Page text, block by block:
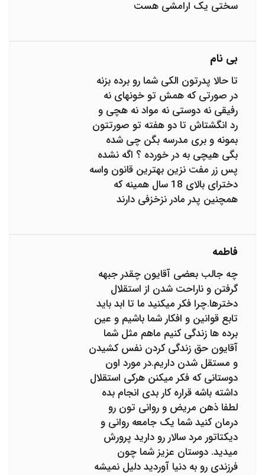
سختی یک ارامشی هست
بی نام
تا حالا پدرتون الکی شما رو برده بزنه
در صورتی که همش تو خونهای نه
رفیقی نه دوستی نه مواد نه هچی و
رد انگشتاش تا دو هفته تو صورتتون
بمونه و بری مدرسه بگن چی شده
بگی هیچی به در خورده ؟ اگه نشده
پس زر مفت نزین بهترین قانون واسه
دخترای بالای 18 سال همینه که
همچنین پدر مادر نزخزفی دارند
فاطمه
چه جالب بعضی آقایون چقدر جبهه
گرفتن و ناراحت شدن از استقلال
دخترها.چرا فکر میکنید ما تا ابد باید
تابع قوانین و افکار شما باشیم و عین
برده ها زندگی کنیم ماهم مثل شما
آقایون حق زندگی کردن نفس کشیدن
و مستقل شدن داریم.در مورد اون
دوستانی که فکر میکنن هرکی استقلال
داشته باشه قراره کار بدی انجام بده
لطفا ذهن مریض و روانی تون رو
درمان کنید شما یک جامعه روانی و
دیکتاتور مرد سالار رو دارید پرورش
میدید. دوستان عزیز شما چون
فرزندی رو به دنیا آوردید دلیل نمیشه